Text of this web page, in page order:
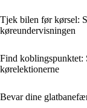
Tjek bilen før kørsel:
køreundervisningen
Find koblingspunktet:
kørelektionerne
Bevar dine